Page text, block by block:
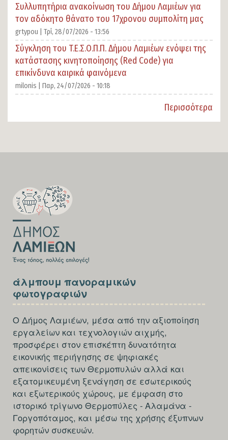
Συλλυπητήρια ανακοίνωση του Δήμου Λαμιέων για
τον αδόκητο θάνατο του 17χρονου συμπολίτη μας
grtypou | Τρί, 28/07/2026 - 13:56
Σύγκληση του T.E.Σ.Ο.Π.Π. Δήμου Λαμιέων ενόψει της
κατάστασης κινητοποίησης (Red Code) για
επικίνδυνα καιρικά φαινόμενα
milonis | Παρ, 24/07/2026 - 10:18
Περισσότερα
FOOTER-
FIRST
SECTION
FOOTER-
THIRD
άλμπουμ πανοραμικών
φωτογραφιών
Ο Δήμος Λαμιέων, μέσα από την αξιοποίηση
εργαλείων και τεχνολογιών αιχμής,
προσφέρει στον επισκέπτη δυνατότητα
εικονικής περιήγησης σε ψηφιακές
απεικονίσεις των Θερμοπυλών αλλά και
εξατομικευμένη ξενάγηση σε εσωτερικούς
και εξωτερικούς χώρους, με έμφαση στο
ιστορικό τρίγωνο Θερμοπύλες - Αλαμάνα -
Γοργοπόταμος, και μέσω της χρήσης έξυπνων
φορητών συσκευών.